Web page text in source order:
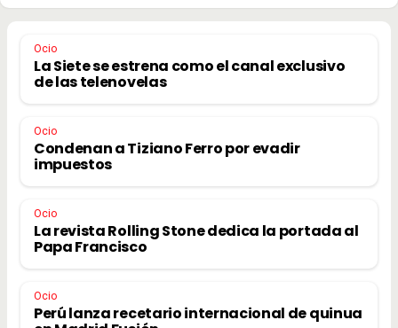
Ocio
La Siete se estrena como el canal exclusivo
de las telenovelas
Ocio
Condenan a Tiziano Ferro por evadir
impuestos
Ocio
La revista Rolling Stone dedica la portada al
Papa Francisco
Ocio
Perú lanza recetario internacional de quinua